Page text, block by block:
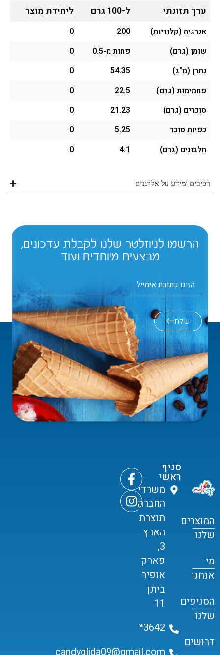
ערך תזונתי ל-100 גרם ליחידת מוצר
אנרגיה (קלוריות) 200
0
שומן (גרם)
פחות מ-0.5
0
נתרן (מ"ג)
54.35
0
פחמימות (גרם)
22.5
0
סוכרים (גרם)
21.23
0
כפיות סוכר
5.25
0
חלבונים (גרם)
4.1
0
רכיבים ומידע על אלרגנים
הרשמו לניוזלטר שלנו לקבלת עדכונים,
מבצעים מיוחדים ועוד
שלח
המוצרים
שלנו
מי
אנחנו
הסניפים
שלנו
דרושים
סניף
ראשי
משרדי
החברה
תוצרת
הארץ
3,
פארק
אופיר
ביתן
11
3642*
candyglida09@gmail.com